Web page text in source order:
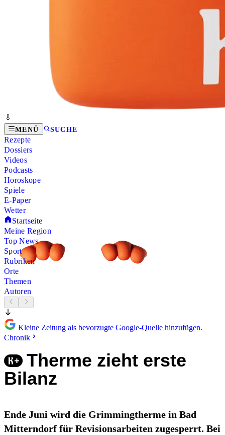
MENÜ SUCHE
Rezepte
Dossiers
Videos
Podcasts
Horoskope
Spiele
E-Paper
Wetter
Startseite
Meine Region
Top News
Sport
Rubriken
Orte
Themen
Autoren
Kleine Zeitung als bevorzugte Google-Quelle hinzufügen.
Chronik
Therme zieht erste
Bilanz
Ende Juni wird die Grimmingtherme in Bad
Mitterndorf für Revisionsarbeiten zugesperrt. Bei